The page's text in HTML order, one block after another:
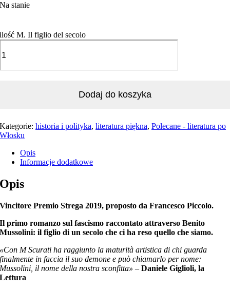
Na stanie
ilość M. Il figlio del secolo
Dodaj do koszyka
Kategorie:historia i polityka,literatura piękna,Polecane - literatura po
Włosku
Opis
Informacje dodatkowe
Opis
Vincitore Premio Strega 2019, proposto da Francesco Piccolo.
Il primo romanzo sul fascismo raccontato attraverso Benito
Mussolini: il figlio di un secolo che ci ha reso quello che siamo.
«Con M Scurati ha raggiunto la maturità artistica di chi guarda
finalmente in faccia il suo demone e può chiamarlo per nome:
Mussolini, il nome della nostra sconfitta» –Daniele Giglioli, la
Lettura